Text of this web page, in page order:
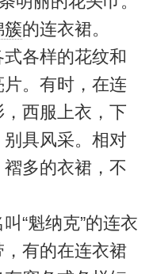
簇的连衣裙。
各样的花纹和
。有时，在连
西服上衣，下
具风采。相对
多的衣裙，不
魁纳克”的连衣
有的在连衣裙